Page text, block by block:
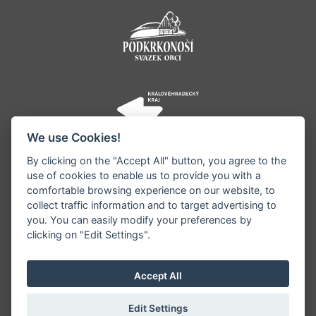
©1996 - 2026 Všechna práva vyhrazena serveru
zveřejňovaných informací a vyhrazuje si právo
We use Cookies!
By clicking on the "Accept All" button, you agree to the
use of cookies to enable us to provide you with a
comfortable browsing experience on our website, to
collect traffic information and to target advertising to
you. You can easily modify your preferences by
clicking on "Edit Settings".
Accept All
Edit Settings